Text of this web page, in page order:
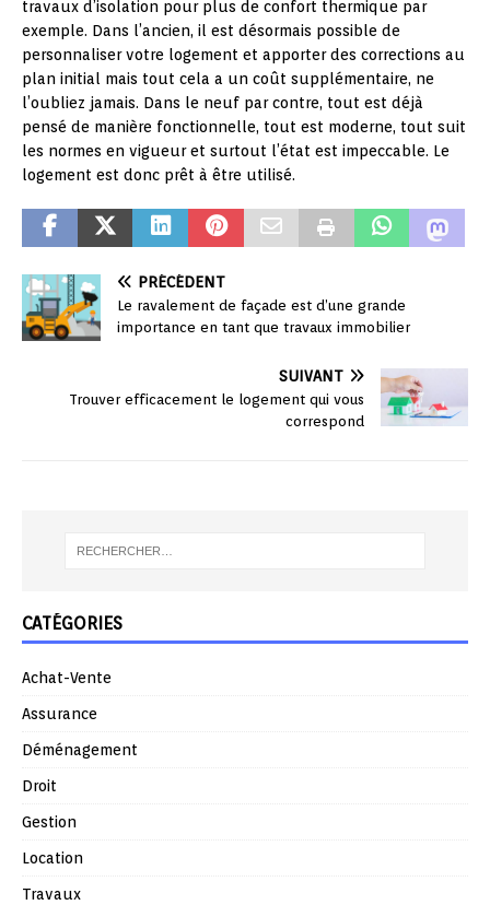
travaux d’isolation pour plus de confort thermique par
exemple. Dans l’ancien, il est désormais possible de
personnaliser votre logement et apporter des corrections au
plan initial mais tout cela a un coût supplémentaire, ne
l’oubliez jamais. Dans le neuf par contre, tout est déjà
pensé de manière fonctionnelle, tout est moderne, tout suit
les normes en vigueur et surtout l’état est impeccable. Le
logement est donc prêt à être utilisé.
PRÉCÉDENT
Le ravalement de façade est d’une grande
importance en tant que travaux immobilier
SUIVANT
Trouver efficacement le logement qui vous
correspond
CATÉGORIES
Achat-Vente
Assurance
Déménagement
Droit
Gestion
Location
Travaux